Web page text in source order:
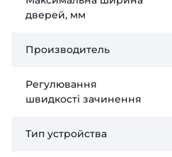
дверей, мм
Производитель
Регулювання
швидкості зачинення
Тип устройства